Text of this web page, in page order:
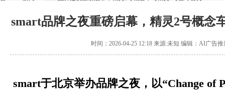
smart品牌之夜重磅启幕，精灵2号概念
时间：2026-04-25 12:18 来源:未知 编辑：AI广告
smart于北京举办品牌之夜，以“Change of